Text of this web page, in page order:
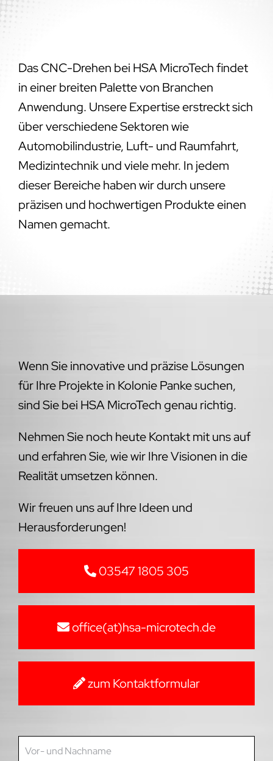
Das CNC-Drehen bei HSA MicroTech findet
in einer breiten Palette von Branchen
Anwendung. Unsere Expertise erstreckt sich
über verschiedene Sektoren wie
Automobilindustrie, Luft- und Raumfahrt,
Medizintechnik und viele mehr. In jedem
dieser Bereiche haben wir durch unsere
präzisen und hochwertigen Produkte einen
Namen gemacht.
Wenn Sie innovative und präzise Lösungen
für Ihre Projekte in Kolonie Panke suchen,
sind Sie bei HSA MicroTech genau richtig.
Nehmen Sie noch heute Kontakt mit uns auf
und erfahren Sie, wie wir Ihre Visionen in die
Realität umsetzen können.
Wir freuen uns auf Ihre Ideen und
Herausforderungen!
03547 1805 305
office(at)hsa-microtech.de
zum Kontaktformular